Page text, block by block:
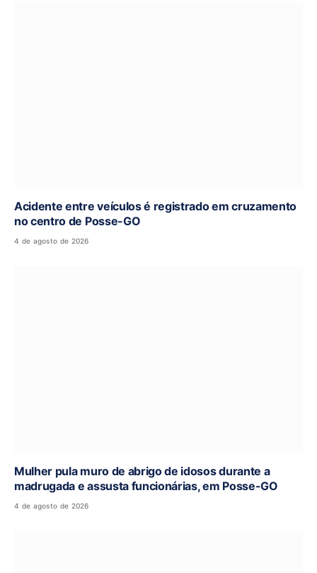
Acidente entre veículos é registrado em cruzamento
no centro de Posse-GO
4 de agosto de 2026
Mulher pula muro de abrigo de idosos durante a
madrugada e assusta funcionárias, em Posse-GO
4 de agosto de 2026